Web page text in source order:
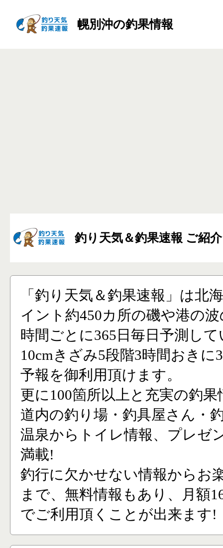
幌別沖の釣果情報
釣り天気＆釣果速報 ご紹介
「釣り天気＆釣果速報」は北
イント約450カ所の磯や港の
時間ごとに365日毎日予測し
10cmきざみ5段階3時間おきに
予報を御利用頂けます。
更に100箇所以上と充実の釣果
道内の釣り場・釣具屋さん・
温泉からトイレ情報、プレゼ
満載!
釣行に欠かせない情報からお
まで、無料情報もあり、月額
でご利用頂くことが出来ます!